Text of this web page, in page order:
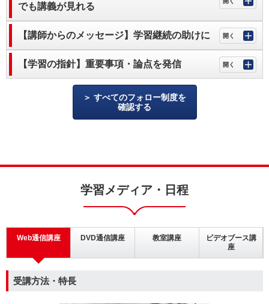
でも講義が見れる
【講師からのメッセージ】学習継続の助けに
【学習の指針】重要事項・論点を発信
すべてのフォロー制度を
確認する
学習メディア・日程
Web通信講座 DVD通信講座 教室講座
ビデオブース講
座
受講方法・特長